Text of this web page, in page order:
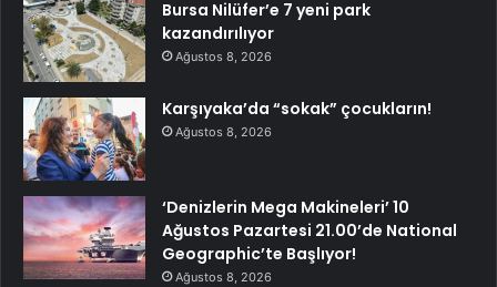
Bursa Nilüfer’e 7 yeni park
kazandırılıyor
Ağustos 8, 2026
Karşıyaka’da “sokak” çocukların!
Ağustos 8, 2026
‘Denizlerin Mega Makineleri’ 10
Ağustos Pazartesi 21.00’de National
Geographic’te Başlıyor!
Ağustos 8, 2026